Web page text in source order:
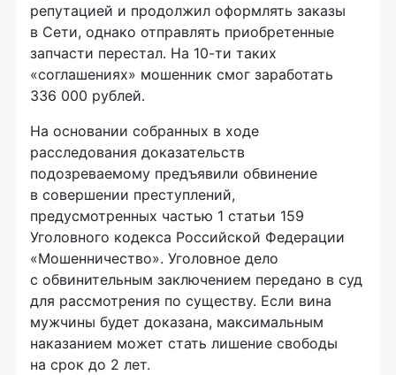
репутацией и продолжил оформлять заказы
в Сети, однако отправлять приобретенные
запчасти перестал. На 10-ти таких
«соглашениях» мошенник смог заработать
336 000 рублей.
На основании собранных в ходе
расследования доказательств
подозреваемому предъявили обвинение
в совершении преступлений,
предусмотренных частью 1 статьи 159
Уголовного кодекса Российской Федерации
«Мошенничество». Уголовное дело
с обвинительным заключением передано в суд
для рассмотрения по существу. Если вина
мужчины будет доказана, максимальным
наказанием может стать лишение свободы
на срок до 2 лет.